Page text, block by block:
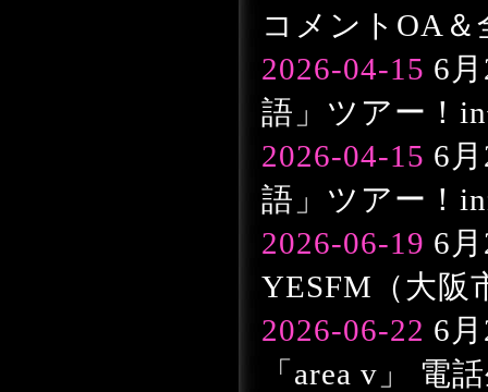
コメントOA＆
2026-04-15 6
語」ツアー！
2026-04-15 6
語」ツアー！
2026-06-19 6
YESFM（大阪
2026-06-22 6
「area v」 電